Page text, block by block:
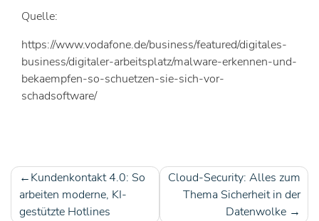
Quelle:
https://www.vodafone.de/business/featured/digitales-
business/digitaler-arbeitsplatz/malware-erkennen-und-
bekaempfen-so-schuetzen-sie-sich-vor-
schadsoftware/
Beitragsnavigation
Kundenkontakt 4.0: So
arbeiten moderne, KI-
gestützte Hotlines
Cloud-Security: Alles zum
Thema Sicherheit in der
Datenwolke